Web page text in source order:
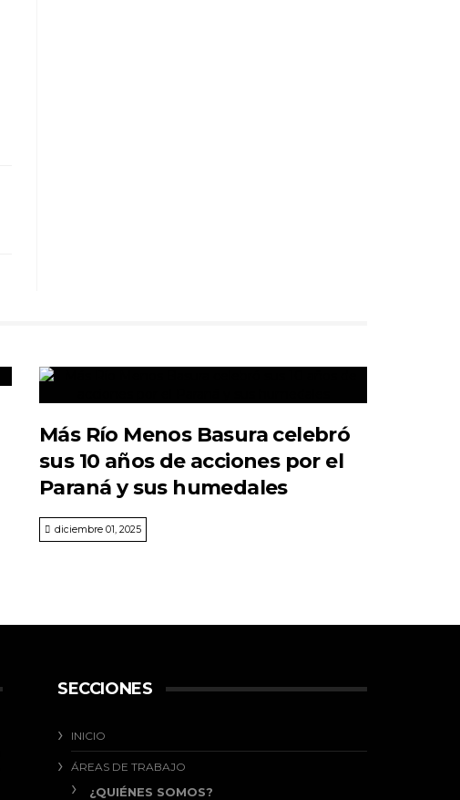
Más Río Menos Basura celebró
sus 10 años de acciones por el
Paraná y sus humedales
diciembre 01, 2025
SECCIONES
INICIO
ÁREAS DE TRABAJO
¿QUIÉNES SOMOS?